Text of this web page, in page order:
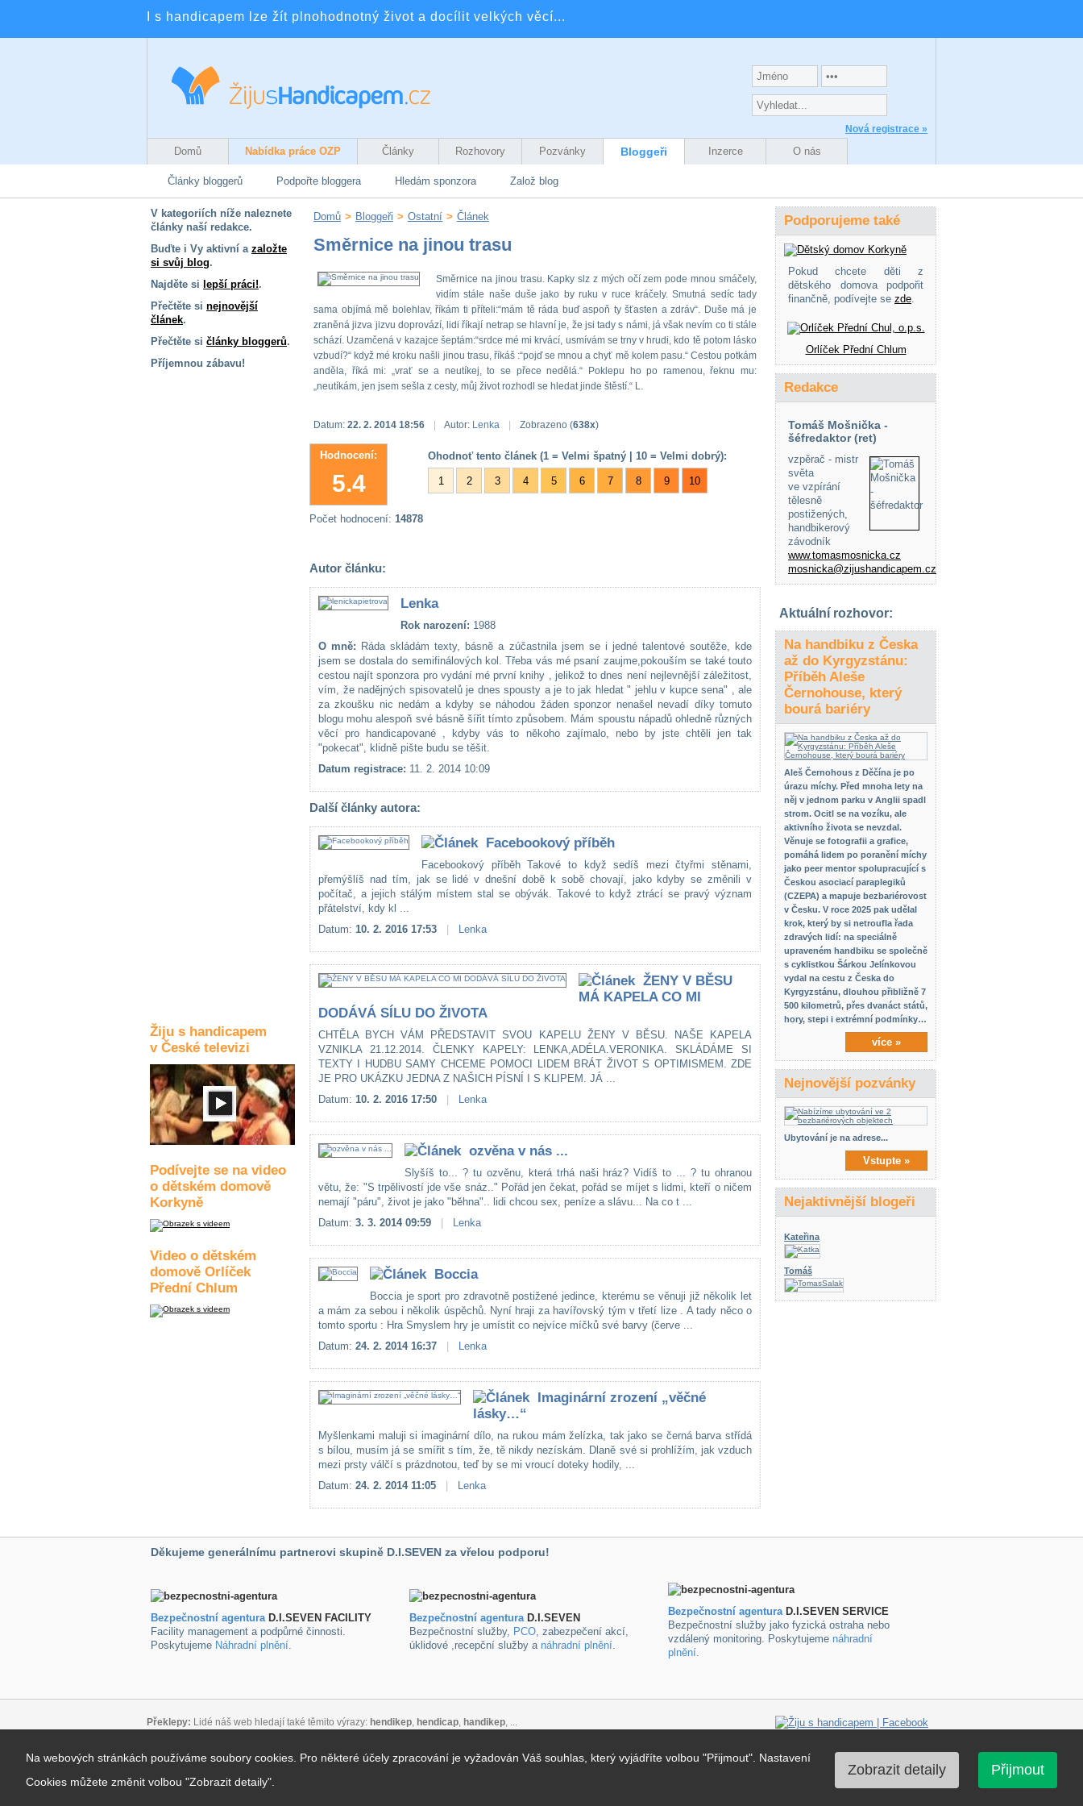
I s handicapem lze žít plnohodnotný život a docílit velkých věcí...
Nová registrace »
Domů Nabídka práce OZP Články Rozhovory Pozvánky Bloggeři Inzerce O nás
Články bloggerů Podpořte bloggera Hledám sponzora Založ blog
V kategoriích níže naleznete
články naší redakce.
Buďte i Vy aktivní a založte
si svůj blog.
Najděte si lepší práci!.
Přečtěte si nejnovější
článek.
Přečtěte si články bloggerů.
Příjemnou zábavu!
Žiju s handicapem
v České televizi
Podívejte se na video
o dětském domově
Korkyně
Video o dětském
domově Orlíček
Přední Chlum
Domů > Bloggeři > Ostatní > Článek
Směrnice na jinou trasu
Směrnice na jinou trasu. Kapky slz z mých očí zem pode mnou smáčely,
vidím stále naše duše jako by ruku v ruce kráčely. Smutná sedíc tady
sama objímá mě bolehlav, říkám ti příteli:“mám tě ráda buď aspoň ty šťasten a zdráv“. Duše má je
zraněná jizva jizvu doprovází, lidi říkají netrap se hlavní je, že jsi tady s námi, já však nevím co ti stále
schází. Uzamčená v kazajce šeptám:“srdce mé mi krvácí, usmívám se trny v hrudi, kdo tě potom lásko
vzbudí?“ když mé kroku našli jinou trasu, říkáš :“pojď se mnou a chyť mě kolem pasu.“ Cestou potkám
anděla, říká mi: „vrať se a neutíkej, to se přece nedělá.“ Poklepu ho po ramenou, řeknu mu:
„neutíkám, jen jsem sešla z cesty, můj život rozhodl se hledat jinde štěstí.“ L.
Datum: 22. 2. 2014 18:56 Autor: Lenka Zobrazeno (638x)
Hodnocení:
5.4
Ohodnoť tento článek (1 = Velmi špatný | 10 = Velmi dobrý):
1 2 3 4 5 6 7 8 9 10
Počet hodnocení: 14878
Autor článku:
Lenka
Rok narození: 1988
O mně: Ráda skládám texty, básně a zúčastnila jsem se i jedné talentové soutěže, kde
jsem se dostala do semifinálových kol. Třeba vás mé psaní zaujme,pokouším se také touto
cestou najít sponzora pro vydání mé první knihy , jelikož to dnes není nejlevnější záležitost,
vím, že nadějných spisovatelů je dnes spousty a je to jak hledat " jehlu v kupce sena" , ale
za zkoušku nic nedám a kdyby se náhodou žáden sponzor nenašel nevadí díky tomuto
blogu mohu alespoň své básně šířit tímto způsobem. Mám spoustu nápadů ohledně různých
věcí pro handicapované , kdyby vás to někoho zajímalo, nebo by jste chtěli jen tak
"pokecat", klidně pište budu se těšit.
Datum registrace: 11. 2. 2014 10:09
Další články autora:
Facebookový příběh
Facebookový příběh Takové to když sedíš mezi čtyřmi stěnami,
přemýšlíš nad tím, jak se lidé v dnešní době k sobě chovají, jako kdyby se změnili v
počítač, a jejich stálým místem stal se obývák. Takové to když ztrácí se pravý význam
přátelství, kdy kl ...
Datum: 10. 2. 2016 17:53 Lenka
ŽENY V BĚSU
MÁ KAPELA CO MI
DODÁVÁ SÍLU DO ŽIVOTA
CHTĚLA BYCH VÁM PŘEDSTAVIT SVOU KAPELU ŽENY V BĚSU. NAŠE KAPELA
VZNIKLA 21.12.2014. ČLENKY KAPELY: LENKA,ADÉLA.VERONIKA. SKLÁDÁME SI
TEXTY I HUDBU SAMY CHCEME POMOCI LIDEM BRÁT ŽIVOT S OPTIMISMEM. ZDE
JE PRO UKÁZKU JEDNA Z NAŠICH PÍSNÍ I S KLIPEM. JÁ ...
Datum: 10. 2. 2016 17:50 Lenka
ozvěna v nás ...
Slyšíš to... ? tu ozvěnu, která trhá naši hráz? Vidíš to ... ? tu ohranou
větu, že: "S trpělivostí jde vše snáz.." Pořád jen čekat, pořád se míjet s lidmi, kteří o ničem
nemají "páru", život je jako "běhna".. lidi chcou sex, peníze a slávu... Na co t ...
Datum: 3. 3. 2014 09:59 Lenka
Boccia
Boccia je sport pro zdravotně postižené jedince, kterému se věnuji již několik let
a mám za sebou i několik úspěchů. Nyní hraji za havířovský tým v třetí lize . A tady něco o
tomto sportu : Hra Smyslem hry je umístit co nejvíce míčků své barvy (červe ...
Datum: 24. 2. 2014 16:37 Lenka
Imaginární zrození „věčné
lásky…“
Myšlenkami maluji si imaginární dílo, na rukou mám želízka, tak jako se černá barva střídá
s bílou, musím já se smířit s tím, že, tě nikdy nezískám. Dlaně své si prohlížím, jak vzduch
mezi prsty válčí s prázdnotou, teď by se mi vroucí doteky hodily, ...
Datum: 24. 2. 2014 11:05 Lenka
Podporujeme také
Pokud chcete děti z
dětského domova podpořit
finančně, podívejte se zde.
Orlíček Přední Chlum
Redakce
Tomáš Mošnička -
šéfredaktor (ret)
vzpěrač - mistr
světa
ve vzpírání
tělesně
postižených,
handbikerový
závodník
www.tomasmosnicka.cz
mosnicka@zijushandicapem.cz
Aktuální rozhovor:
Na handbiku z Česka
až do Kyrgyzstánu:
Příběh Aleše
Černohouse, který
bourá bariéry
Aleš Černohous z Děčína je po
úrazu míchy. Před mnoha lety na
něj v jednom parku v Anglii spadl
strom. Ocitl se na vozíku, ale
aktivního života se nevzdal.
Věnuje se fotografii a grafice,
pomáhá lidem po poranění míchy
jako peer mentor spolupracující s
Českou asociací paraplegiků
(CZEPA) a mapuje bezbariérovost
v Česku. V roce 2025 pak udělal
krok, který by si netroufla řada
zdravých lidí: na speciálně
upraveném handbiku se společně
s cyklistkou Šárkou Jelínkovou
vydal na cestu z Česka do
Kyrgyzstánu, dlouhou přibližně 7
500 kilometrů, přes dvanáct států,
hory, stepi i extrémní podmínky…
více »
Nejnovější pozvánky
Ubytování je na adrese...
Vstupte »
Nejaktivnější blogeři
Kateřina
Tomáš
Děkujeme generálnímu partnerovi skupině D.I.SEVEN za vřelou podporu!
Bezpečnostní agenturaD.I.SEVEN FACILITY
Facility management a podpůrné činnosti.
Poskytujeme Náhradní plnění.
Bezpečnostní agenturaD.I.SEVEN
Bezpečnostní služby, PCO, zabezpečení akcí,
úklidové ,recepční služby a náhradní plnění.
Bezpečnostní agenturaD.I.SEVEN SERVICE
Bezpečnostní služby jako fyzická ostraha nebo
vzdálený monitoring. Poskytujeme náhradní
plnění.
Překlepy: Lidé náš web hledají také těmito výrazy: hendikep, hendicap, handikep, ...
Podmínky pro užívání blogu|Mapa stránek|Kontakt
Copyright 2026 | Internetový marketing
Na webových stránkách používáme soubory cookies. Pro některé účely zpracování je vyžadován Váš souhlas, který vyjádříte volbou "Přijmout". Nastavení
Cookies můžete změnit volbou "Zobrazit detaily".
Zobrazit detaily Přijmout